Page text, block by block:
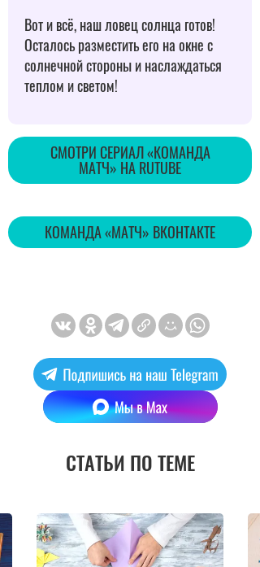
Вот и всё, наш ловец солнца готов!
Осталось разместить его на окне с
солнечной стороны и наслаждаться
теплом и светом!
CМОТРИ СЕРИАЛ «КОМАНДА
МАТЧ» НА RUTUBE
КОМАНДА «МАТЧ» ВКОНТАКТЕ
СТАТЬИ ПО ТЕМЕ